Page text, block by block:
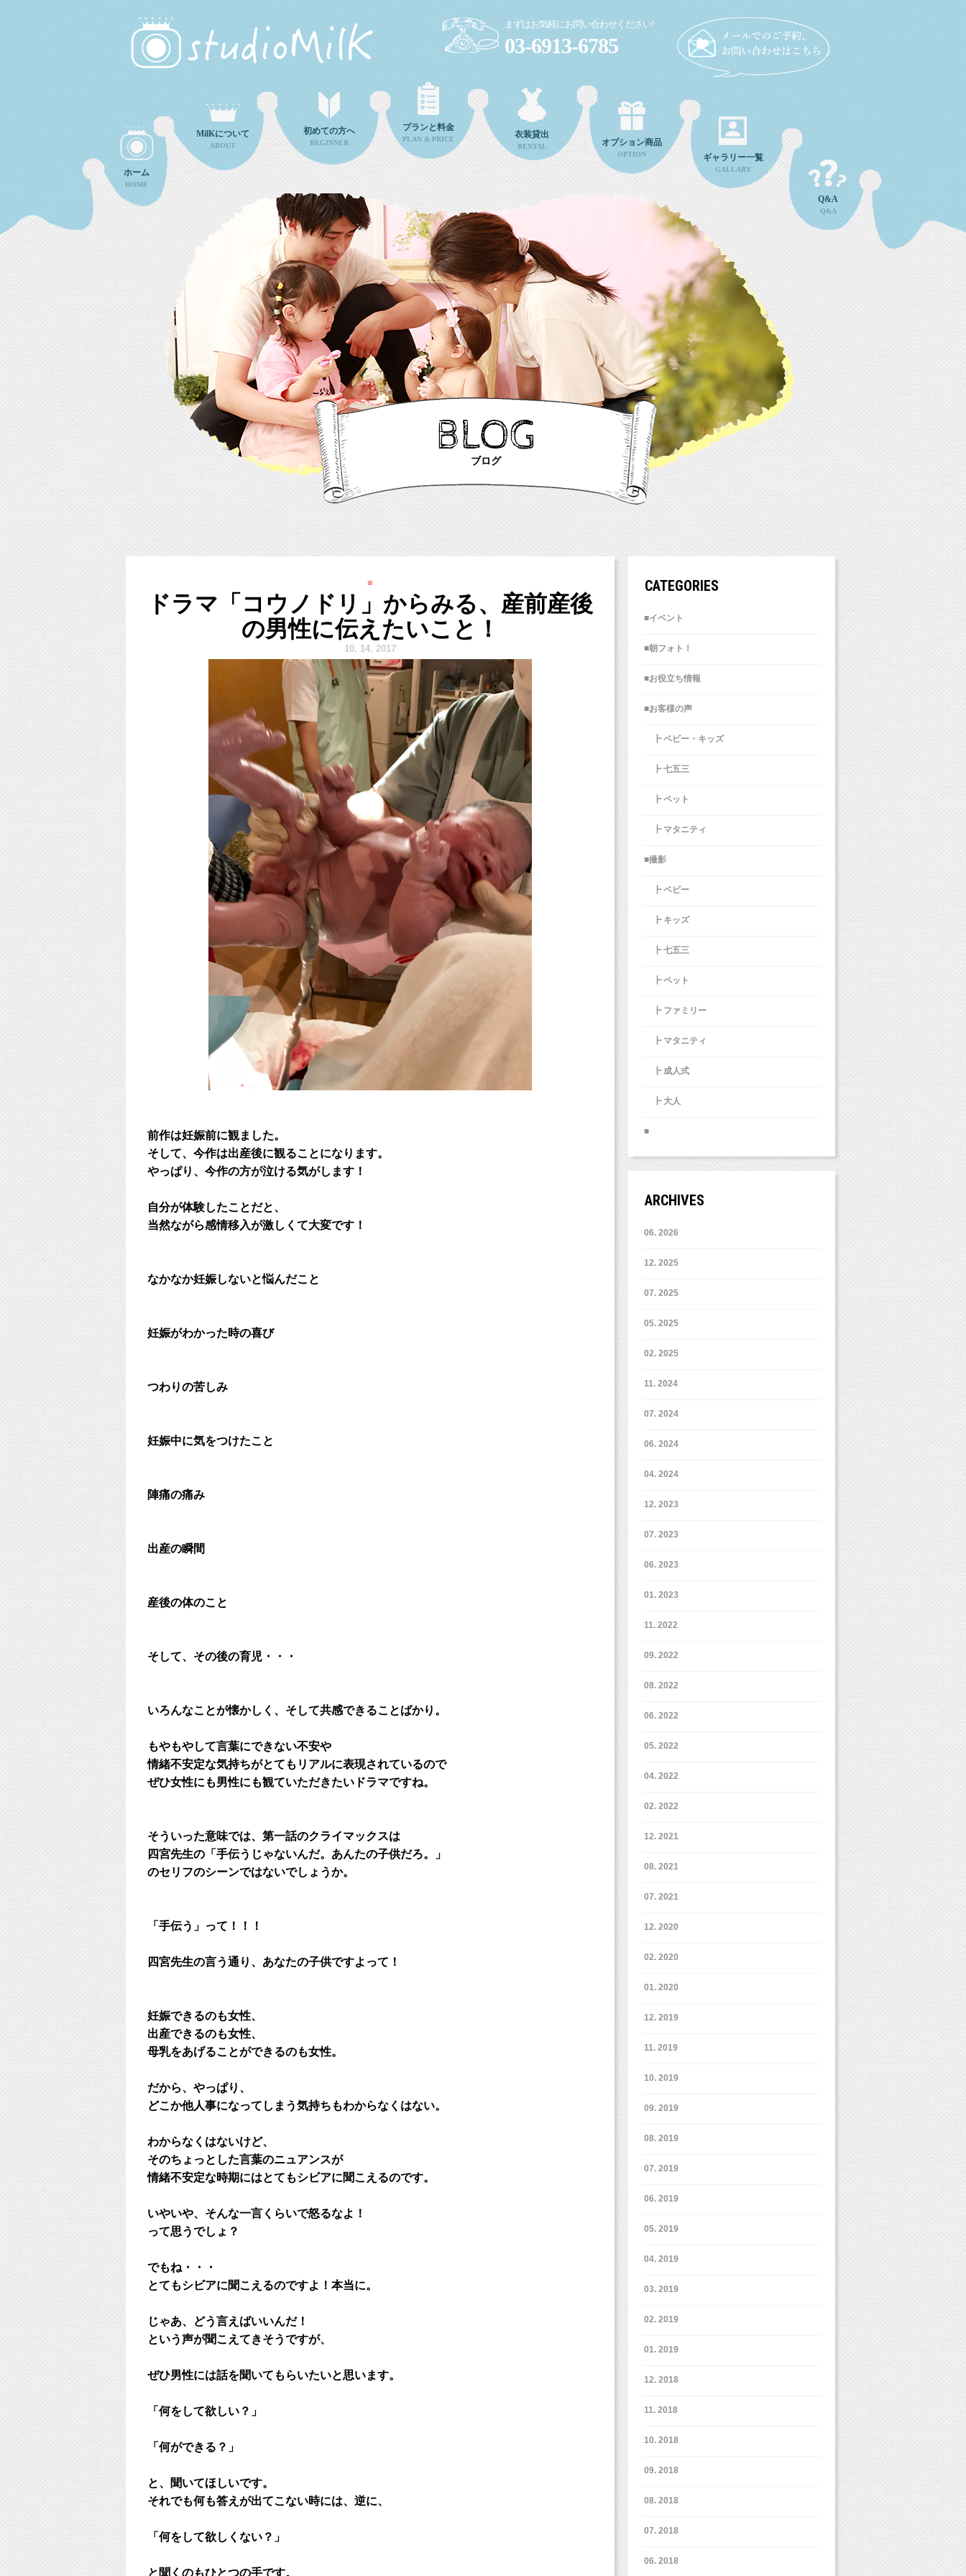
まずはお気軽にお問い合わせください!
03-6913-6785
ホーム
HOME
MilKについて
ABOUT
初めての方へ
BEGINNER
プランと料金
PLAN & PRICE 衣装貸出
RENTAL オプション商品
OPTION ギャラリー一覧
GALLARY
Q&A
Q&A
BLOG
ブログ
■
ドラマ「コウノドリ」からみる、産前産後
の男性に伝えたいこと！
10. 14. 2017
前作は妊娠前に観ました。
そして、今作は出産後に観ることになります。
やっぱり、今作の方が泣ける気がします！
自分が体験したことだと、
当然ながら感情移入が激しくて大変です！
なかなか妊娠しないと悩んだこと
妊娠がわかった時の喜び
つわりの苦しみ
妊娠中に気をつけたこと
陣痛の痛み
出産の瞬間
産後の体のこと
そして、その後の育児・・・
いろんなことが懐かしく、そして共感できることばかり。
もやもやして言葉にできない不安や
情緒不安定な気持ちがとてもリアルに表現されているので
ぜひ女性にも男性にも観ていただきたいドラマですね。
そういった意味では、第一話のクライマックスは
四宮先生の「手伝うじゃないんだ。あんたの子供だろ。」
のセリフのシーンではないでしょうか。
「手伝う」って！！！
四宮先生の言う通り、あなたの子供ですよって！
妊娠できるのも女性、
出産できるのも女性、
母乳をあげることができるのも女性。
だから、やっぱり、
どこか他人事になってしまう気持ちもわからなくはない。
わからなくはないけど、
そのちょっとした言葉のニュアンスが
情緒不安定な時期にはとてもシビアに聞こえるのです。
いやいや、そんな一言くらいで怒るなよ！
って思うでしょ？
でもね・・・
とてもシビアに聞こえるのですよ！本当に。
じゃあ、どう言えばいいんだ！
という声が聞こえてきそうですが、
ぜひ男性には話を聞いてもらいたいと思います。
「何をして欲しい？」
「何ができる？」
と、聞いてほしいです。
それでも何も答えが出てこない時には、逆に、
「何をして欲しくない？」
と聞くのもひとつの手です。
CATEGORIES
■イベント
■朝フォト！
■お役立ち情報
■お客様の声
┣ ベビー・キッズ
┣ 七五三
┣ ペット
┣ マタニティ
■撮影
┣ ベビー
┣ キッズ
┣ 七五三
┣ ペット
┣ ファミリー
┣ マタニティ
┣ 成人式
┣ 大人
■
ARCHIVES
6. 2026
12. 2025
7. 2025
5. 2025
2. 2025
11. 2024
7. 2024
6. 2024
4. 2024
12. 2023
7. 2023
6. 2023
1. 2023
11. 2022
9. 2022
8. 2022
6. 2022
5. 2022
4. 2022
2. 2022
12. 2021
8. 2021
7. 2021
12. 2020
2. 2020
1. 2020
12. 2019
11. 2019
10. 2019
9. 2019
8. 2019
7. 2019
6. 2019
5. 2019
4. 2019
3. 2019
2. 2019
1. 2019
12. 2018
11. 2018
10. 2018
9. 2018
8. 2018
7. 2018
6. 2018